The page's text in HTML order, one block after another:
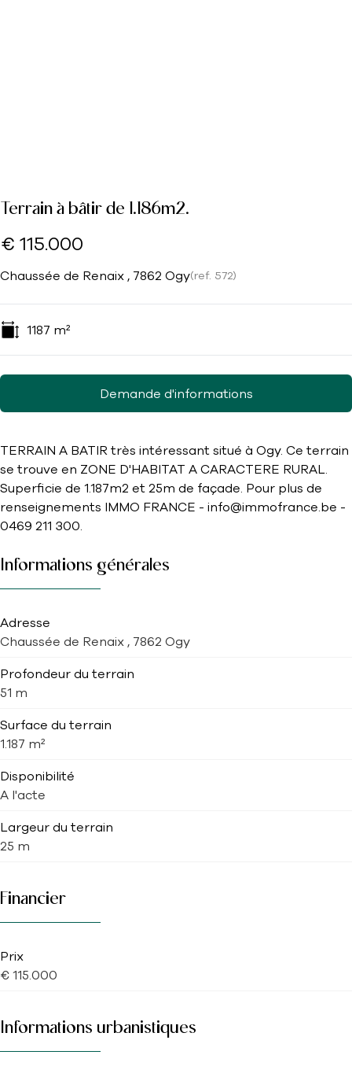
Terrain à bâtir de 1.186m2.
€ 115.000
Chaussée de Renaix , 7862 Ogy(ref. 572)
1187 m²
Demande d'informations
TERRAIN A BATIR très intéressant situé à Ogy. Ce terrain
se trouve en ZONE D'HABITAT A CARACTERE RURAL.
Superficie de 1.187m2 et 25m de façade. Pour plus de
renseignements IMMO FRANCE - info@immofrance.be -
0469 211 300.
Informations générales
Adresse
Chaussée de Renaix , 7862 Ogy
Profondeur du terrain
51 m
Surface du terrain
1.187 m²
Disponibilité
A l'acte
Largeur du terrain
25 m
Financier
Prix
€ 115.000
Informations urbanistiques